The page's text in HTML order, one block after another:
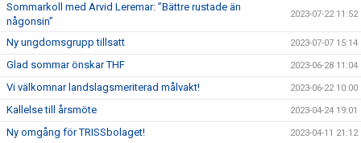
Sommarkoll med Arvid Leremar: ”Bättre rustade än
någonsin”
2023-07-22 11:52
Ny ungdomsgrupp tillsatt 2023-07-07 15:14
Glad sommar önskar THF 2023-06-28 11:04
Vi välkomnar landslagsmeriterad målvakt! 2023-06-22 10:00
Kallelse till årsmöte 2023-04-24 19:01
Ny omgång för TRISSbolaget! 2023-04-11 21:12